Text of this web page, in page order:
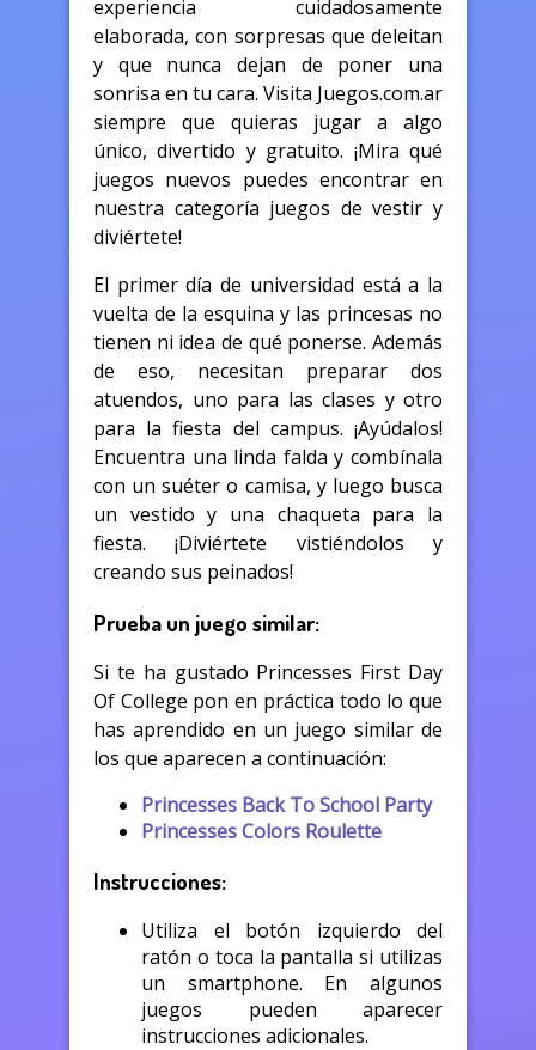
experiencia cuidadosamente
elaborada, con sorpresas que deleitan
y que nunca dejan de poner una
sonrisa en tu cara. Visita Juegos.com.ar
siempre que quieras jugar a algo
único, divertido y gratuito. ¡Mira qué
juegos nuevos puedes encontrar en
nuestra categoría juegos de vestir y
diviértete!
El primer día de universidad está a la
vuelta de la esquina y las princesas no
tienen ni idea de qué ponerse. Además
de eso, necesitan preparar dos
atuendos, uno para las clases y otro
para la fiesta del campus. ¡Ayúdalos!
Encuentra una linda falda y combínala
con un suéter o camisa, y luego busca
un vestido y una chaqueta para la
fiesta. ¡Diviértete vistiéndolos y
creando sus peinados!
Prueba un juego similar:
Si te ha gustado Princesses First Day
Of College pon en práctica todo lo que
has aprendido en un juego similar de
los que aparecen a continuación:
Princesses Back To School Party
Princesses Colors Roulette
Instrucciones:
Utiliza el botón izquierdo del
ratón o toca la pantalla si utilizas
un smartphone. En algunos
juegos pueden aparecer
instrucciones adicionales.